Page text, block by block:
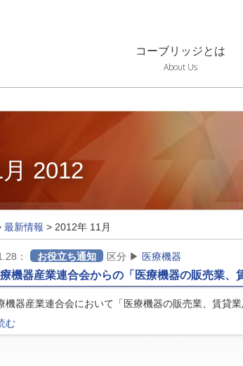
コーブリッジとは
About Us
2012
最新情報 > 2012年 11月
： お役立ち通知 区分 ▶ 医療機器
療機器産業連合会からの「医療機器の販売業
機器産業連合会において「医療機器の販売業、賃貸
む